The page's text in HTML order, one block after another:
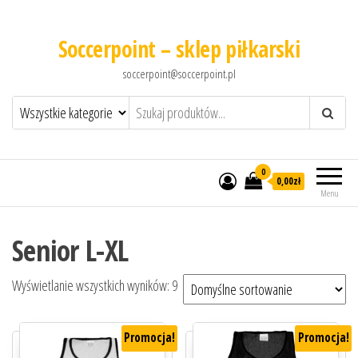
Soccerpoint – sklep piłkarski
soccerpoint@soccerpoint.pl
Menu
0
0,00zł
Senior L-XL
Wyświetlanie wszystkich wyników: 9
Promocja! Promocja!